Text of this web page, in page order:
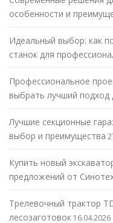
особенности и
Идеальный выбор: как
станок для
Профессиональное
выбрать лучший подход
Лучшие секционные
выбор и преимущества
Купить новый
предложений от
Трелевочный трактор
лесозаготовок 16.04.2026